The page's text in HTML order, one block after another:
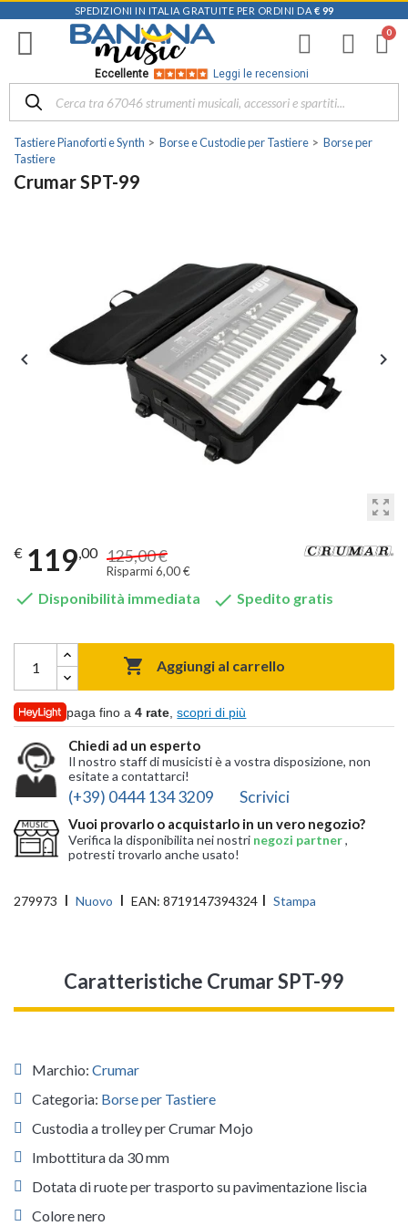
SPEDIZIONI IN ITALIA GRATUITE PER ORDINI DA € 99
Eccellente Leggi le recensioni
Tastiere Pianoforti e Synth Borse e Custodie per Tastiere
Borse per
Tastiere
Crumar SPT-99
zoom_out_map
 
€ 119,00 125,00 €
Risparmi 6,00 €
 Disponibilità immediata  Spedito gratis
 Aggiungi al carrello
paga fino a4 rate ,scopri di più
Chiedi ad un esperto
Il nostro staff di musicisti è a vostra disposizione, non
esitate a contattarci!
(+39) 0444 134 3209 Scrivici
Vuoi provarlo o acquistarlo in un vero negozio?
Verifica la disponibilita nei nostri negozi partner,
potresti trovarlo anche usato!
279973 Nuovo EAN: 8719147394324 Stampa
Caratteristiche Crumar SPT-99
Marchio: Crumar
Categoria: Borse per Tastiere
Custodia a trolley per Crumar Mojo
Imbottitura da 30 mm
Dotata di ruote per trasporto su pavimentazione liscia
Colore nero